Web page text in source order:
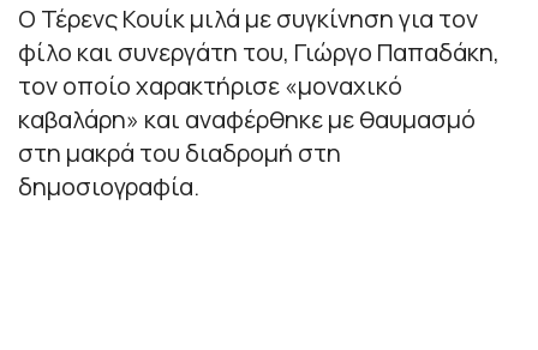
Ο Τέρενς Κουίκ μιλά με συγκίνηση για τον
φίλο και συνεργάτη του, Γιώργο Παπαδάκη,
τον οποίο χαρακτήρισε «μοναχικό
καβαλάρη» και αναφέρθηκε με θαυμασμό
στη μακρά του διαδρομή στη
δημοσιογραφία.